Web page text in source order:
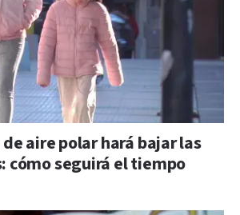
aire polar hará bajar las
cómo seguirá el tiempo